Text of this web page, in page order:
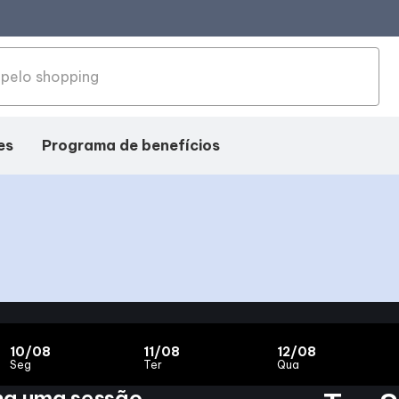
Programa de benefícios
10/08
Seg
11/08
Ter
12/08
Qua